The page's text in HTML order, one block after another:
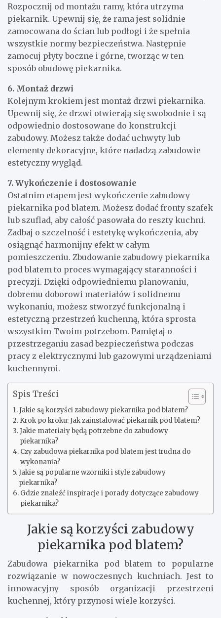
Rozpocznij od montażu ramy, która utrzyma
piekarnik. Upewnij się, że rama jest solidnie
zamocowana do ścian lub podłogi i że spełnia
wszystkie normy bezpieczeństwa. Następnie
zamocuj płyty boczne i górne, tworząc w ten
sposób obudowę piekarnika.
6. Montaż drzwi
Kolejnym krokiem jest montaż drzwi piekarnika.
Upewnij się, że drzwi otwierają się swobodnie i są
odpowiednio dostosowane do konstrukcji
zabudowy. Możesz także dodać uchwyty lub
elementy dekoracyjne, które nadadzą zabudowie
estetyczny wygląd.
7. Wykończenie i dostosowanie
Ostatnim etapem jest wykończenie zabudowy
piekarnika pod blatem. Możesz dodać fronty szafek
lub szuflad, aby całość pasowała do reszty kuchni.
Zadbaj o szczelność i estetykę wykończenia, aby
osiągnąć harmonijny efekt w całym
pomieszczeniu. Zbudowanie zabudowy piekarnika
pod blatem to proces wymagający staranności i
precyzji. Dzięki odpowiedniemu planowaniu,
dobremu doborowi materiałów i solidnemu
wykonaniu, możesz stworzyć funkcjonalną i
estetyczną przestrzeń kuchenną, która sprosta
wszystkim Twoim potrzebom. Pamiętaj o
przestrzeganiu zasad bezpieczeństwa podczas
pracy z elektrycznymi lub gazowymi urządzeniami
kuchennymi.
Spis Treści
Jakie są korzyści zabudowy piekarnika pod blatem?
Krok po kroku: Jak zainstalować piekarnik pod blatem?
Jakie materiały będą potrzebne do zabudowy
piekarnika?
Czy zabudowa piekarnika pod blatem jest trudna do
wykonania?
Jakie są popularne wzorniki i style zabudowy
piekarnika?
Gdzie znaleźć inspiracje i porady dotyczące zabudowy
piekarnika?
Jakie są korzyści zabudowy
piekarnika pod blatem?
Zabudowa piekarnika pod blatem to popularne
rozwiązanie w nowoczesnych kuchniach. Jest to
innowacyjny sposób organizacji przestrzeni
kuchennej, który przynosi wiele korzyści.